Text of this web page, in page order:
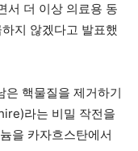
서 더 이상 의료용 동
지 않겠다고 발표했
은 핵물질을 제거하기
라는 비밀 작전을
을 카자흐스탄에서